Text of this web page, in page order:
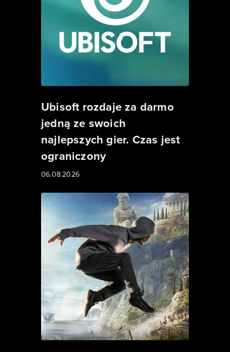
Ubisoft rozdaje za darmo
jedną ze swoich
najlepszych gier. Czas jest
ograniczony
06.08.2026